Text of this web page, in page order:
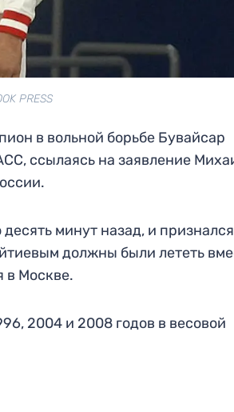
PRESS
в вольной борьбе Бувайсар
ссылаясь на заявление
минут назад, и
должны были лететь
в Москве.
2004 и 2008 годов в весовой